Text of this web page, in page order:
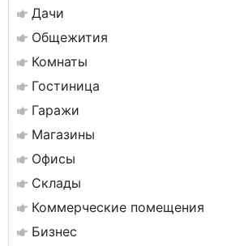
Дачи
Общежития
Комнаты
Гостиница
Гаражи
Магазины
Офисы
Склады
Коммерческие помещения
Бизнес